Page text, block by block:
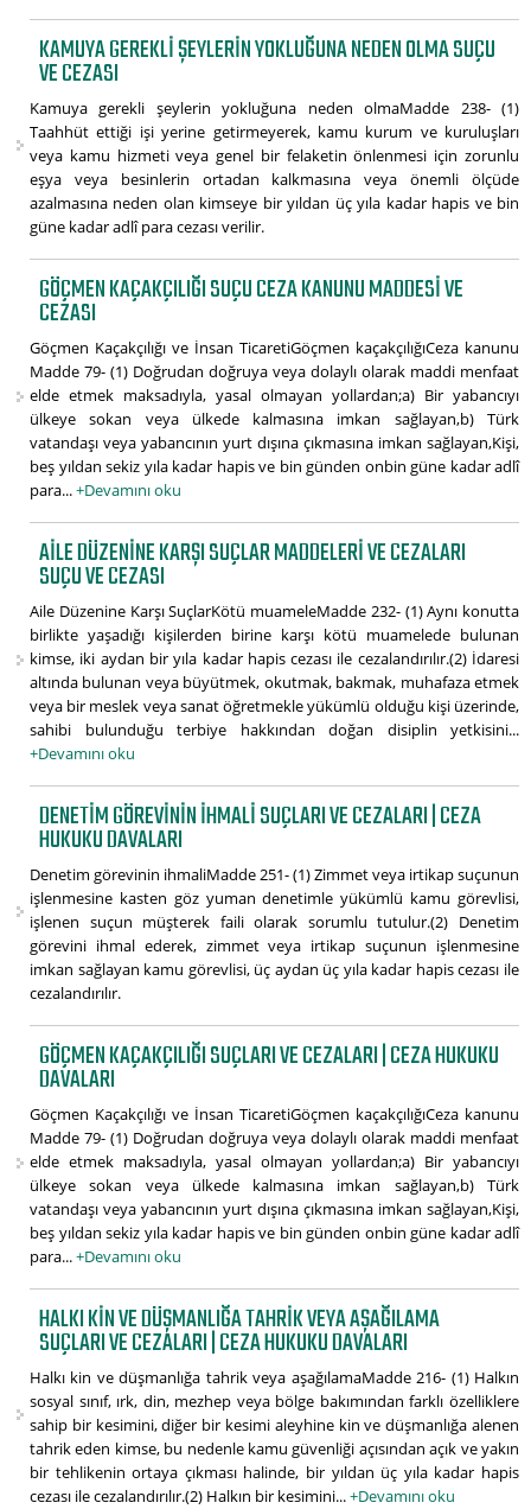
KAMUYA GEREKLI ŞEYLERIN YOKLUĞUNA NEDEN OLMA SUÇU
VE CEZASI
Kamuya gerekli şeylerin yokluğuna neden olmaMadde 238- (1)
Taahhüt ettiği işi yerine getirmeyerek, kamu kurum ve kuruluşları
veya kamu hizmeti veya genel bir felaketin önlenmesi için zorunlu
eşya veya besinlerin ortadan kalkmasına veya önemli ölçüde
azalmasına neden olan kimseye bir yıldan üç yıla kadar hapis ve bin
güne kadar adlî para cezası verilir.
GÖÇMEN KAÇAKÇILIĞI SUÇU CEZA KANUNU MADDESI VE
CEZASI
Göçmen Kaçakçılığı ve İnsan TicaretiGöçmen kaçakçılığıCeza kanunu
Madde 79- (1) Doğrudan doğruya veya dolaylı olarak maddi menfaat
elde etmek maksadıyla, yasal olmayan yollardan;a) Bir yabancıyı
ülkeye sokan veya ülkede kalmasına imkan sağlayan,b) Türk
vatandaşı veya yabancının yurt dışına çıkmasına imkan sağlayan,Kişi,
beş yıldan sekiz yıla kadar hapis ve bin günden onbin güne kadar adlî
para...+Devamını oku
AILE DÜZENINE KARŞI SUÇLAR MADDELERI VE CEZALARI
SUÇU VE CEZASI
Aile Düzenine Karşı SuçlarKötü muameleMadde 232- (1) Aynı konutta
birlikte yaşadığı kişilerden birine karşı kötü muamelede bulunan
kimse, iki aydan bir yıla kadar hapis cezası ile cezalandırılır.(2) İdaresi
altında bulunan veya büyütmek, okutmak, bakmak, muhafaza etmek
veya bir meslek veya sanat öğretmekle yükümlü olduğu kişi üzerinde,
sahibi bulunduğu terbiye hakkından doğan disiplin yetkisini...
+Devamını oku
DENETIM GÖREVININ IHMALI SUÇLARI VE CEZALARI | CEZA
HUKUKU DAVALARI
Denetim görevinin ihmaliMadde 251- (1) Zimmet veya irtikap suçunun
işlenmesine kasten göz yuman denetimle yükümlü kamu görevlisi,
işlenen suçun müşterek faili olarak sorumlu tutulur.(2) Denetim
görevini ihmal ederek, zimmet veya irtikap suçunun işlenmesine
imkan sağlayan kamu görevlisi, üç aydan üç yıla kadar hapis cezası ile
cezalandırılır.
GÖÇMEN KAÇAKÇILIĞI SUÇLARI VE CEZALARI | CEZA HUKUKU
DAVALARI
Göçmen Kaçakçılığı ve İnsan TicaretiGöçmen kaçakçılığıCeza kanunu
Madde 79- (1) Doğrudan doğruya veya dolaylı olarak maddi menfaat
elde etmek maksadıyla, yasal olmayan yollardan;a) Bir yabancıyı
ülkeye sokan veya ülkede kalmasına imkan sağlayan,b) Türk
vatandaşı veya yabancının yurt dışına çıkmasına imkan sağlayan,Kişi,
beş yıldan sekiz yıla kadar hapis ve bin günden onbin güne kadar adlî
para...+Devamını oku
HALKI KIN VE DÜŞMANLIĞA TAHRIK VEYA AŞAĞILAMA
SUÇLARI VE CEZALARI | CEZA HUKUKU DAVALARI
Halkı kin ve düşmanlığa tahrik veya aşağılamaMadde 216- (1) Halkın
sosyal sınıf, ırk, din, mezhep veya bölge bakımından farklı özelliklere
sahip bir kesimini, diğer bir kesimi aleyhine kin ve düşmanlığa alenen
tahrik eden kimse, bu nedenle kamu güvenliği açısından açık ve yakın
bir tehlikenin ortaya çıkması halinde, bir yıldan üç yıla kadar hapis
cezası ile cezalandırılır.(2) Halkın bir kesimini...+Devamını oku